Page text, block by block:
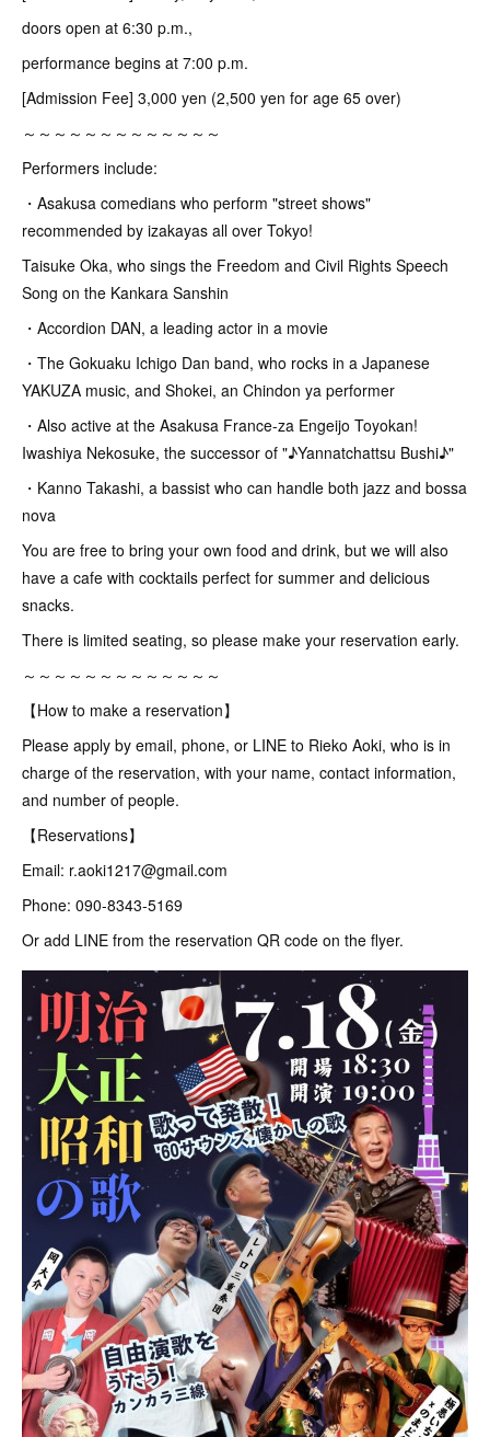
doors open at 6:30 p.m.,
performance begins at 7:00 p.m.
[Admission Fee] 3,000 yen (2,500 yen for age 65 over)
～～～～～～～～～～～～～
Performers include:
・Asakusa comedians who perform "street shows"
recommended by izakayas all over Tokyo!
Taisuke Oka, who sings the Freedom and Civil Rights Speech
Song on the Kankara Sanshin
・Accordion DAN, a leading actor in a movie
・The Gokuaku Ichigo Dan band, who rocks in a Japanese
YAKUZA music, and Shokei, an Chindon ya performer
・Also active at the Asakusa France-za Engeijo Toyokan!
Iwashiya Nekosuke, the successor of "♪Yannatchattsu Bushi♪"
・Kanno Takashi, a bassist who can handle both jazz and bossa
nova
You are free to bring your own food and drink, but we will also
have a cafe with cocktails perfect for summer and delicious
snacks.
There is limited seating, so please make your reservation early.
～～～～～～～～～～～～～
【How to make a reservation】
Please apply by email, phone, or LINE to Rieko Aoki, who is in
charge of the reservation, with your name, contact information,
and number of people.
【Reservations】
Email: r.aoki1217@gmail.com
Phone: 090-8343-5169
Or add LINE from the reservation QR code on the flyer.